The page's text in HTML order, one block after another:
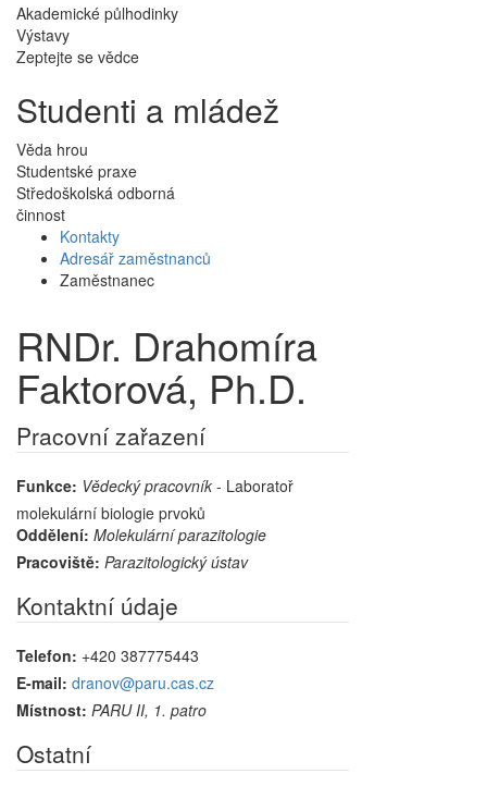
Akademické půlhodinky
Výstavy
Zeptejte se vědce
Studenti a mládež
Věda hrou
Studentské praxe
Středoškolská odborná
činnost
Kontakty
Adresář zaměstnanců
Zaměstnanec
RNDr. Drahomíra
Faktorová, Ph.D.
Pracovní zařazení
Funkce: Vědecký pracovník - Laboratoř
molekulární biologie prvoků
Oddělení: Molekulární parazitologie
Pracoviště: Parazitologický ústav
Kontaktní údaje
Telefon: +420 387775443
E-mail: dranov@paru.cas.cz
Místnost: PARU II, 1. patro
Ostatní